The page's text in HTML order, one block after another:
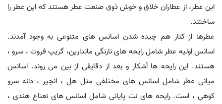
این عطر، از عطاران خلاق و خوش ذوق صنعت عطر هستند که این عطر را
ساختند.
عطرها از کنار هم چیده شدن اسانس های متنوعی به وجود آمدند.
اسانس اولیه عطر شامل رایحه های نارنگی ماندارین، گریپ فروت ، سرو ،
هستند. این رایحه ها آشکار و بعد از دقایقی از بین می روند. اسانس
میانی عطر شامل اسانس های مختلفی مثل هل ، انجیر ، دانه سرو
کوهی ، است. رایحه های نت پایانی شامل اسانس های نعناع هندی ،